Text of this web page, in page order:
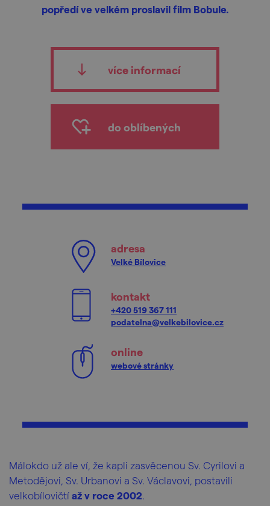
popředí ve velkém proslavil film Bobule.
více informací
do oblíbených
adresa
Velké Bílovice
kontakt
+420 519 367 111
podatelna@velkebilovice.cz
online
webové stránky
Málokdo už ale ví, že kapli zasvěcenou Sv. Cyrilovi a
Metodějovi, Sv. Urbanovi a Sv. Václavovi, postavili
velkobílovičtí až v roce 2002.